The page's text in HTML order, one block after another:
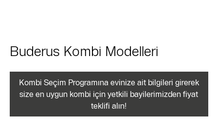
Buderus Kombi Modelleri
Kombi Seçim Programına evinize ait bilgileri girerek
size en uygun kombi için yetkili bayilerimizden fiyat
teklifi alın!